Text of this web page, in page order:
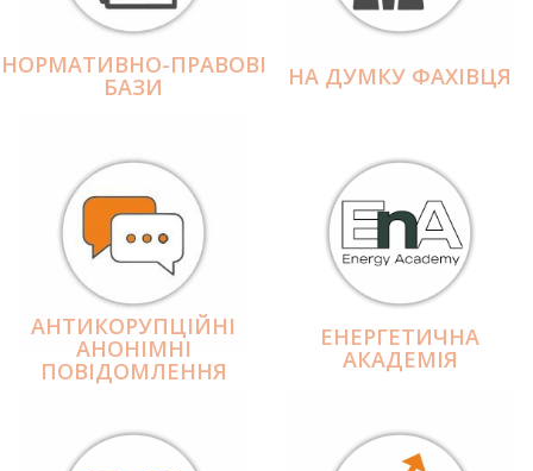
НОРМАТИВНО-ПРАВОВІ
БАЗИ НА ДУМКУ ФАХІВЦЯ
АНТИКОРУПЦІЙНІ
АНОНІМНІ
ПОВІДОМЛЕННЯ
ЕНЕРГЕТИЧНА
АКАДЕМІЯ